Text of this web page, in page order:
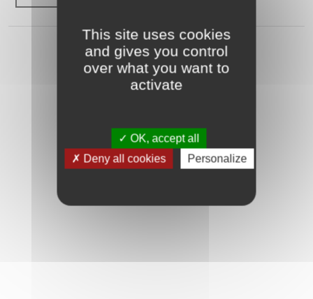
This site uses cookies
and gives you control
over what you want to
activate
OK, accept all
Deny all cookies
Personalize